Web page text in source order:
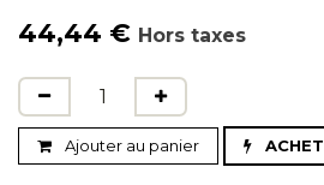
44,44 € Hors taxes
Ajouter au panier